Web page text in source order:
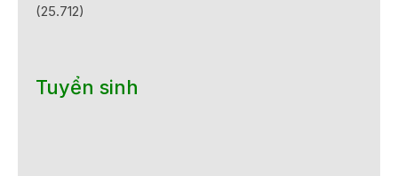
(25.712)
Tuyển sinh